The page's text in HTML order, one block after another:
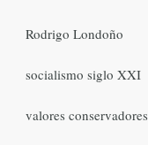
Rodrigo Londoño
socialismo siglo XXI
valores conservadores